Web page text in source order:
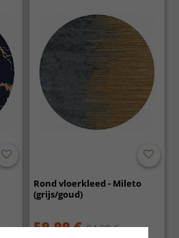
Rond vloerkleed - Mileto
(grijs/goud)
59.99 € 84.99 €